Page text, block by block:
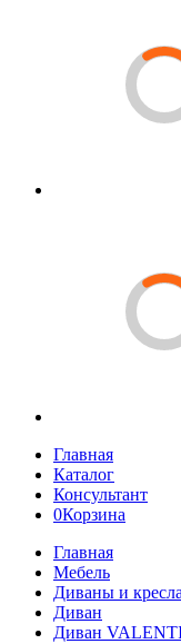
Главная
Каталог
Консультант
0Корзина
Главная
Мебель
Диваны и кресла
Диван
Диван